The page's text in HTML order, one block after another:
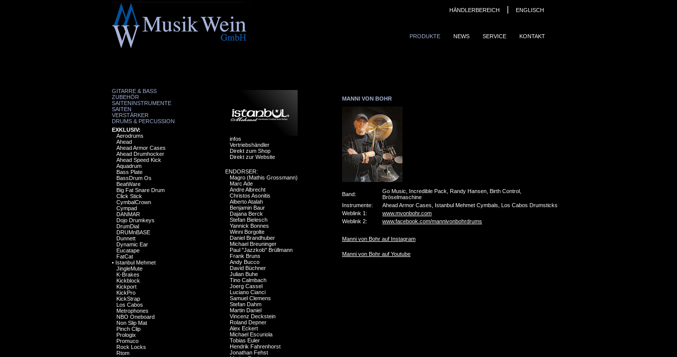
PRODUKTE NEWS SERVICE KONTAKT
HÄNDLERBEREICH ENGLISCH
GITARRE & BASS
ZUBEHÖR
SAITENINSTRUMENTE
SAITEN
VERSTÄRKER
DRUMS & PERCUSSION
EXKLUSIV:
Aerodrums
Ahead
Ahead Armor Cases
Ahead Drumhocker
Ahead Speed Kick
Aquadrum
Bass Plate
BassDrum Os
BeatWare
Big Fat Snare Drum
Click Stick
CymbalCrown
Cympad
DANMAR
Dojo Drumkeys
DrumDial
DRUMnBASE
Dunnett
Dynamic Ear
Eucatape
FatCat
• Istanbul Mehmet
JingleMute
K-Brakes
Kickblock
Kickport
KickPro
KickStrap
Los Cabos
Metrophones
NBO Oneboard
Non Slip Mat
Pinch Clip
Prologix
Promuco
Rock Locks
Rtom
infos
Vertriebshändler
Direkt zum Shop
Direkt zur Website
ENDORSER:
Magro (Mathis Grossmann)
Marc Ade
Andre Albrecht
Christos Asonitis
Alberto Atalah
Benjamin Baur
Dajana Berck
Stefan Bielesch
Yannick Bonnes
Winni Borgolte
Daniel Brandhuber
Michael Breuninger
Paul "Jazzkob" Brüllmann
Frank Bruns
Andy Bucco
David Büchner
Julian Buhe
Tino Calmbach
Joerg Cassel
Luciano Cianci
Samuel Clemens
Stefan Dahm
Martin Daniel
Vincenz Deckstein
Roland Depner
Alex Eckert
Michael Escuriola
Tobias Euler
Hendrik Fahrenhorst
Jonathan Fehst
MANNI VON BOHR
Band:
Go Music, Incredible Pack, Randy Hansen, Birth Control,
Bröselmaschine
Instrumente:
Ahead Armor Cases, Istanbul Mehmet Cymbals, Los Cabos Drumsticks
Weblink 1:
www.mvonbohr.com
Weblink 2:
www.facebook.com/mannivonbohrdrums
Manni von Bohr auf Instagram
Manni von Bohr auf Youtube